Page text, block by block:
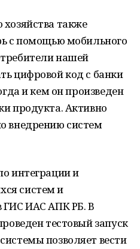
также
с помощью мобильного
нашей
цифровой код с банки
и кем он произведен
продукта. Активно
внедрению систем
интеграции и
систем и
ГИС ИАС АПК РБ. В
тестовый запуск
позволяет вести